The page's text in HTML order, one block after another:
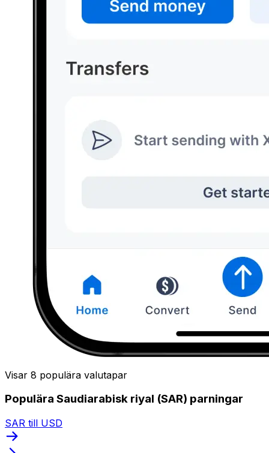
Visar 8 populära valutapar
Populära Saudiarabisk riyal (SAR) parningar
SAR till USD